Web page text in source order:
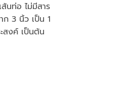
นท่อ ไม่มีสาร
ก 3 นิ้ว เป็น 1
สงค์ เป็นต้น